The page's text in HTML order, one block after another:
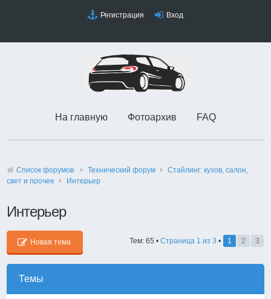
Регистрация Вход
На главную Фотоархив FAQ
Список форумов Технический форyм
Стайлинг: кузов, салон,
свет и прочее
Интерьер
Интерьер
Новая тема Тем: 65 • Страница 1 из 3 • 1 2 3
Темы